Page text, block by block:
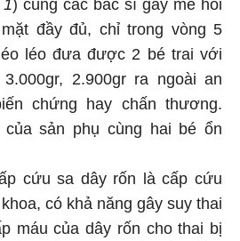
đầy đủ, chỉ trong vòng 5
léo đưa được 2 bé trai với
2.900gr ra ngoài an
chứng hay chấn thương.
sản phụ cùng hai bé ổn
cứu sa dây rốn là cấp cứu
có khả năng gây suy thai
máu của dây rốn cho thai bị